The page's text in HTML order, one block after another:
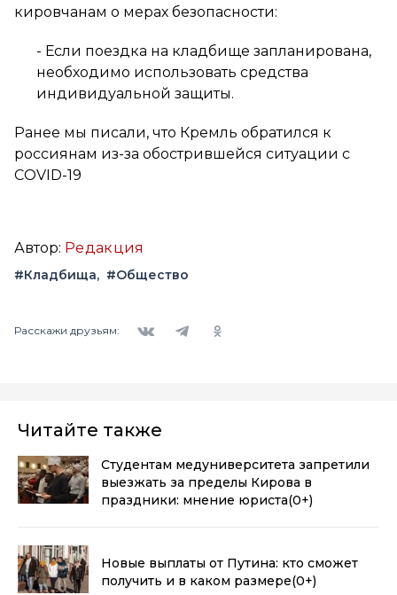
кировчанам о мерах безопасности:
- Если поездка на кладбище запланирована,
необходимо использовать средства
индивидуальной защиты.
Ранее мы писали, что Кремль обратился к
россиянам из-за обострившейся ситуации с
COVID-19
Автор: Редакция
#Кладбища #Общество
Расскажи друзьям:
Читайте также
Студентам медуниверситета запретили
выезжать за пределы Кирова в
праздники: мнение юриста(0+)
Новые выплаты от Путина: кто сможет
получить и в каком размере(0+)